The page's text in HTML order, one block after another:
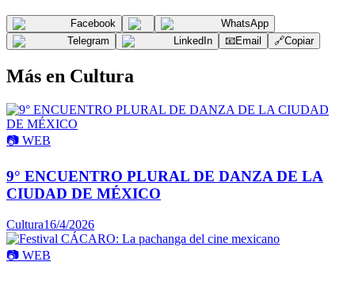
Facebook
WhatsApp
Telegram
LinkedIn 📧Email 🔗Copiar
Más en Cultura
📷 WEB
9° ENCUENTRO PLURAL DE DANZA DE LA
CIUDAD DE MÉXICO
Cultura16/4/2026
📷 WEB